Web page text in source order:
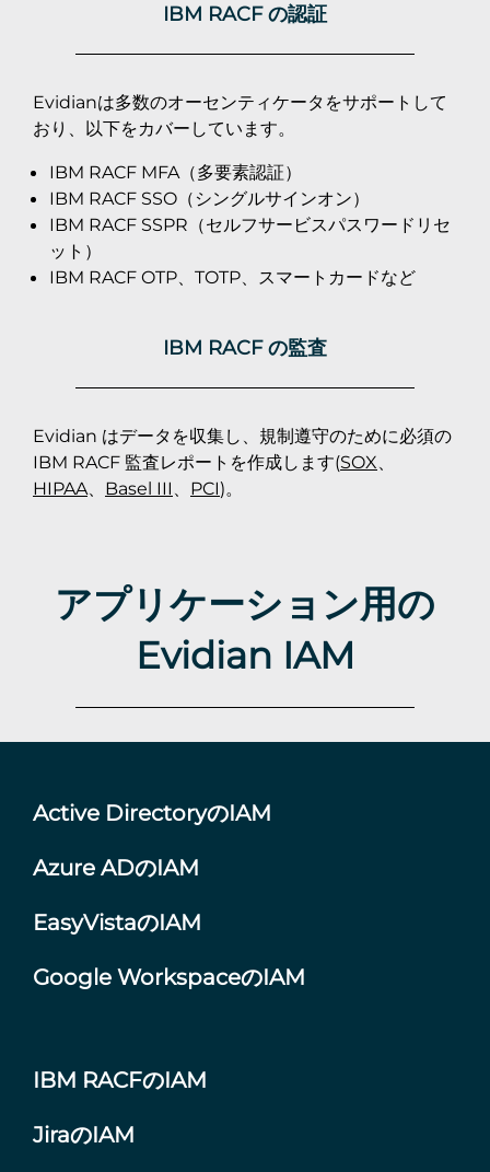
IBM RACF の認証
Evidianは多数のオーセンティケータをサポートして
おり、以下をカバーしています。
IBM RACF MFA（多要素認証）
IBM RACF SSO（シングルサインオン）
IBM RACF SSPR（セルフサービスパスワードリセ
ット）
IBM RACF OTP、TOTP、スマートカードなど
IBM RACF の監査
Evidian はデータを収集し、規制遵守のために必須の
IBM RACF 監査レポートを作成します(SOX、
HIPAA、 Basel III 、 PCI)。
アプリケーション用の
Evidian IAM
Active DirectoryのIAM
Azure ADのIAM
EasyVistaのIAM
Google WorkspaceのIAM
IBM RACFのIAM
JiraのIAM